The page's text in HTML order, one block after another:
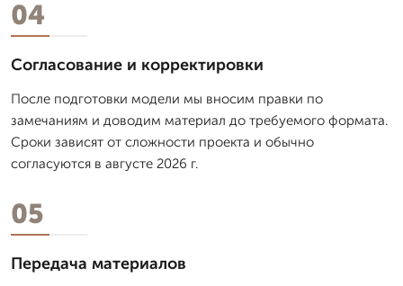
04
Согласование и корректировки
После подготовки модели мы вносим правки по
замечаниям и доводим материал до требуемого формата.
Сроки зависят от сложности проекта и обычно
согласуются в августе 2026 г.
05
Передача материалов